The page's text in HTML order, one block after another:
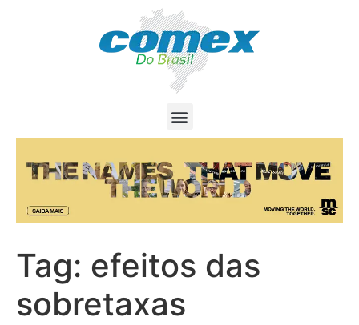
Tag: efeitos das
sobretaxas